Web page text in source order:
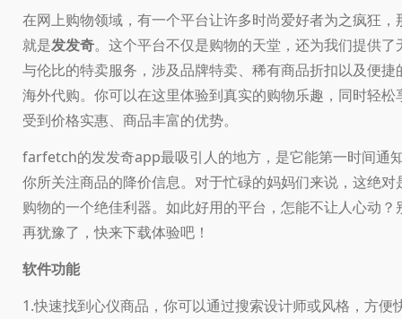
在网上购物领域，有一个平台让许多时尚爱好者为之疯狂，
就是发发奇。这个平台不仅是购物的天堂，还为我们提供了
与伦比的特卖服务，涉及品牌特卖、稀有商品折扣以及便捷
海外代购。你可以在这里体验到真实的购物乐趣，同时轻松
受到价格实惠、商品丰富的优势。
farfetch的发发奇app最吸引人的地方，是它能第一时间通
你所关注商品的降价信息。对于忙碌的妈妈们来说，这绝对
购物的一个绝佳利器。如此好用的平台，怎能不让人心动？
再犹豫了，快来下载体验吧！
软件功能
1.快速找到心仪商品，你可以通过搜索设计师或风格，方便